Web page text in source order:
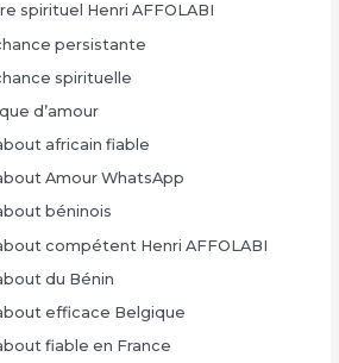
spirituel Henri AFFOLABI
persistante
spirituelle
d’amour
africain fiable
Amour WhatsApp
béninois
compétent Henri AFFOLABI
du Bénin
efficace Belgique
fiable en France